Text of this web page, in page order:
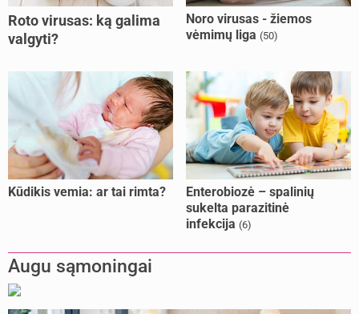
Roto virusas: ką galima
valgyti?
Noro virusas - žiemos
vėmimų liga (50)
Kūdikis vemia: ar tai rimta?
Enterobiozė – spalinių
sukelta parazitinė
infekcija (6)
Augu sąmoningai